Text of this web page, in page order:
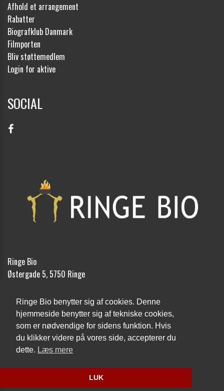
Ringe Bio benytter sig af cookies. Denne
hjemmeside benytter sig af tekniske cookies,
som er nødvendige for sidens funktion. Hvis
du klikker videre på vores side, accepterer du
dette. Læs mere
LUK
Afhold et arrangement
Rabatter
Biografklub Danmark
Filmporten
Bliv støttemedlem
Login for aktive
SOCIAL
Ringe Bio
Østergade 5, 5750 Ringe
Telefon:62 62 12 18
Email: kontakt@ringebio.dk
Cookie- og privatlivspolitik